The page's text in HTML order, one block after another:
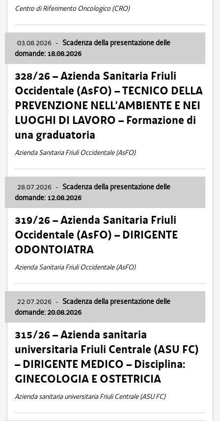
Centro di Riferimento Oncologico (CRO)
03.08.2026 - Scadenza della presentazione delle
domande: 18.08.2026
328/26 – Azienda Sanitaria Friuli
Occidentale (AsFO) – TECNICO DELLA
PREVENZIONE NELL’AMBIENTE E NEI
LUOGHI DI LAVORO – Formazione di
una graduatoria
Azienda Sanitaria Friuli Occidentale (AsFO)
28.07.2026 - Scadenza della presentazione delle
domande: 12.08.2026
319/26 – Azienda Sanitaria Friuli
Occidentale (AsFO) – DIRIGENTE
ODONTOIATRA
Azienda Sanitaria Friuli Occidentale (AsFO)
22.07.2026 - Scadenza della presentazione delle
domande: 20.08.2026
315/26 – Azienda sanitaria
universitaria Friuli Centrale (ASU FC)
– DIRIGENTE MEDICO – Disciplina:
GINECOLOGIA E OSTETRICIA
Azienda sanitaria universitaria Friuli Centrale (ASU FC)